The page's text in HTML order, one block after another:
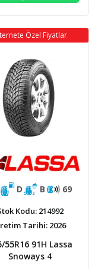
Özel Fiyatlar
D B 69
Kodu: 214992
Tarihi: 2026
55R16 91H Lassa
Snoways 4